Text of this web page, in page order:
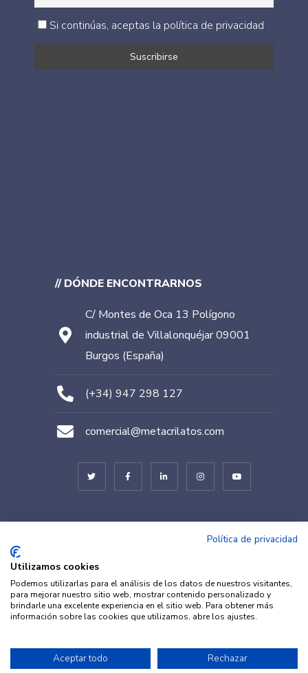
Si continúas, aceptas la política de privacidad
// DÓNDE ENCONTRARNOS
C/ Montes de Oca 13 Polígono
industrial de Villalonquéjar 09001
Burgos (España)
(+34) 947 298 127
comercial@metacrilatos.com
© METACRILATOS Y PLÁSTICOS
2022. Diseñado porTESEO – Aviso legal
Política de privacidad
Utilizamos cookies
Podemos utilizarlas para el análisis de los datos de nuestros visitantes,
para mejorar nuestro sitio web, mostrar contenido personalizado y
brindarle una excelente experiencia en el sitio web. Para obtener más
información sobre las cookies que utilizamos, abre los ajustes.
Aceptar todo Rechazar